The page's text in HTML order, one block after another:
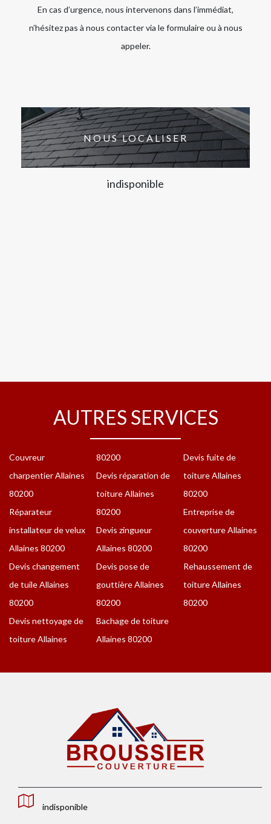
En cas d’urgence, nous intervenons dans l’immédiat,
n’hésitez pas à nous contacter via le formulaire ou à nous
appeler.
NOUS LOCALISER
indisponible
AUTRES SERVICES
Couvreur
charpentier Allaines
80200
Réparateur
installateur de velux
Allaines 80200
Devis changement
de tuile Allaines
80200
Devis nettoyage de
toiture Allaines
80200
Devis réparation de
toiture Allaines
80200
Devis zingueur
Allaines 80200
Devis pose de
gouttière Allaines
80200
Bachage de toiture
Allaines 80200
Devis fuite de
toiture Allaines
80200
Entreprise de
couverture Allaines
80200
Rehaussement de
toiture Allaines
80200
indisponible